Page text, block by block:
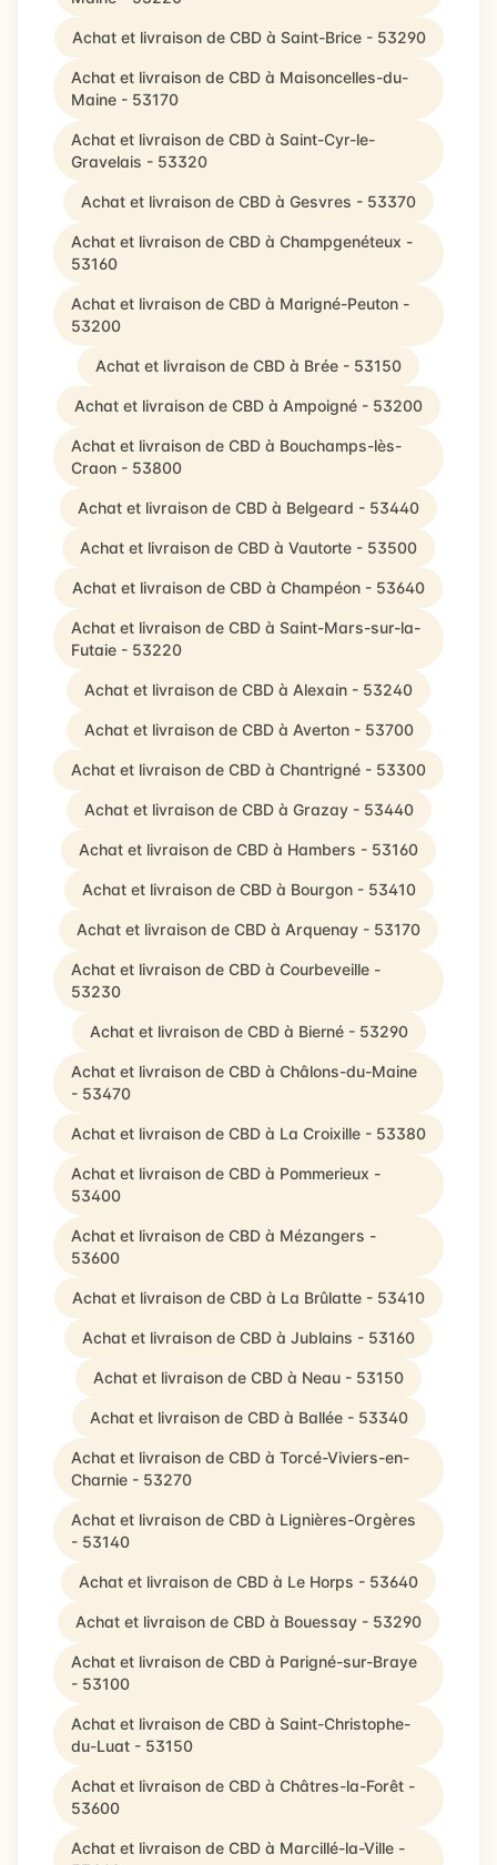
Achat et livraison de CBD à Saint-Brice - 53290
Achat et livraison de CBD à Maisoncelles-du-
Maine - 53170
Achat et livraison de CBD à Saint-Cyr-le-
Gravelais - 53320
Achat et livraison de CBD à Gesvres - 53370
Achat et livraison de CBD à Champgenéteux -
53160
Achat et livraison de CBD à Marigné-Peuton -
53200
Achat et livraison de CBD à Brée - 53150
Achat et livraison de CBD à Ampoigné - 53200
Achat et livraison de CBD à Bouchamps-lès-
Craon - 53800
Achat et livraison de CBD à Belgeard - 53440
Achat et livraison de CBD à Vautorte - 53500
Achat et livraison de CBD à Champéon - 53640
Achat et livraison de CBD à Saint-Mars-sur-la-
Futaie - 53220
Achat et livraison de CBD à Alexain - 53240
Achat et livraison de CBD à Averton - 53700
Achat et livraison de CBD à Chantrigné - 53300
Achat et livraison de CBD à Grazay - 53440
Achat et livraison de CBD à Hambers - 53160
Achat et livraison de CBD à Bourgon - 53410
Achat et livraison de CBD à Arquenay - 53170
Achat et livraison de CBD à Courbeveille -
53230
Achat et livraison de CBD à Bierné - 53290
Achat et livraison de CBD à Châlons-du-Maine
- 53470
Achat et livraison de CBD à La Croixille - 53380
Achat et livraison de CBD à Pommerieux -
53400
Achat et livraison de CBD à Mézangers -
53600
Achat et livraison de CBD à La Brûlatte - 53410
Achat et livraison de CBD à Jublains - 53160
Achat et livraison de CBD à Neau - 53150
Achat et livraison de CBD à Ballée - 53340
Achat et livraison de CBD à Torcé-Viviers-en-
Charnie - 53270
Achat et livraison de CBD à Lignières-Orgères
- 53140
Achat et livraison de CBD à Le Horps - 53640
Achat et livraison de CBD à Bouessay - 53290
Achat et livraison de CBD à Parigné-sur-Braye
- 53100
Achat et livraison de CBD à Saint-Christophe-
du-Luat - 53150
Achat et livraison de CBD à Châtres-la-Forêt -
53600
Achat et livraison de CBD à Marcillé-la-Ville -